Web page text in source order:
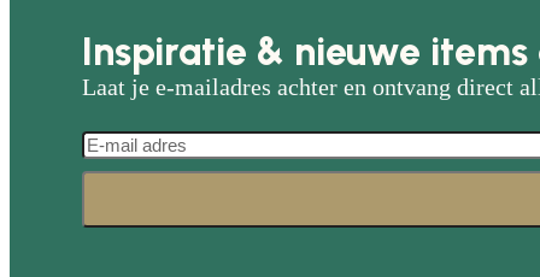
Inspiratie & nieuwe
Laat je e-mailadres achter en ontvang direct